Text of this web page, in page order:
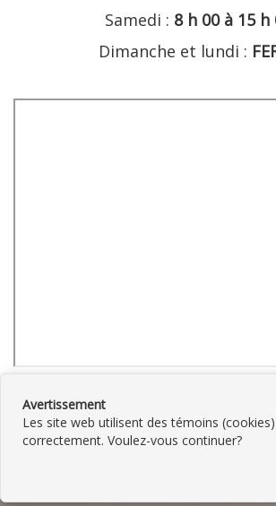
Samedi : 8 h 00 à 15 h
Dimanche et lundi :
Avertissement
Les site web utilisent des témoins
correctement. Voulez-vous continuer?